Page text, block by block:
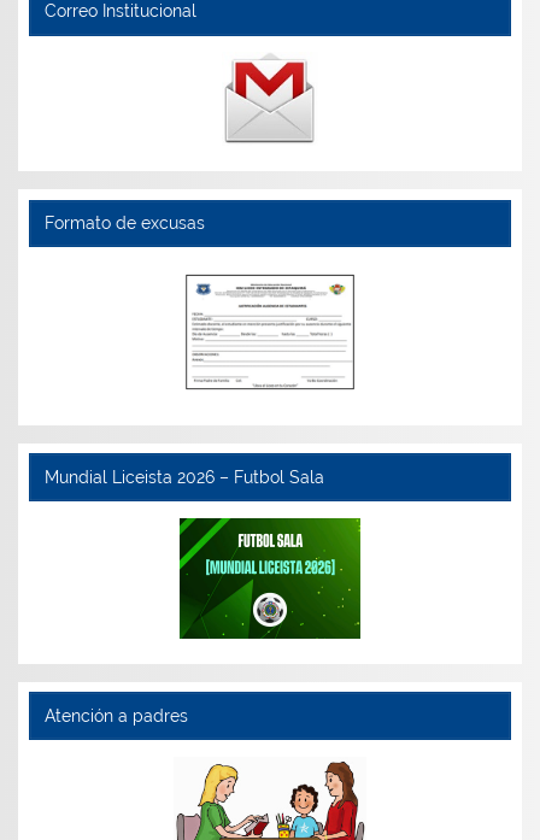
Correo Institucional
Formato de excusas
Mundial Liceista 2026 – Futbol Sala
Atención a padres